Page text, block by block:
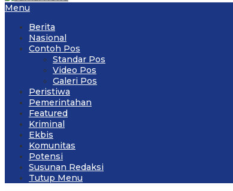
Menu
Berita
Nasional
Contoh Pos
Standar Pos
Video Pos
Galeri Pos
Peristiwa
Pemerintahan
Featured
Kriminal
Ekbis
Komunitas
Potensi
Susunan Redaksi
Tutup Menu